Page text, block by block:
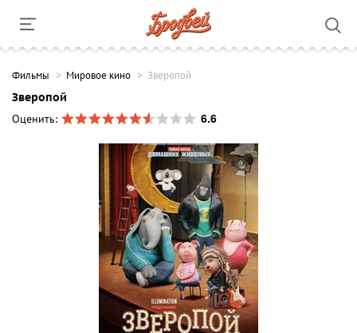
Фильмы Мировое кино Зверопой
Зверопой
Оценить:
6.6